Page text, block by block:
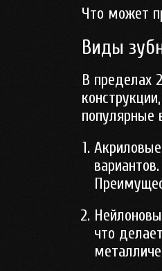
Что может
Виды
В пределах
популярные
что